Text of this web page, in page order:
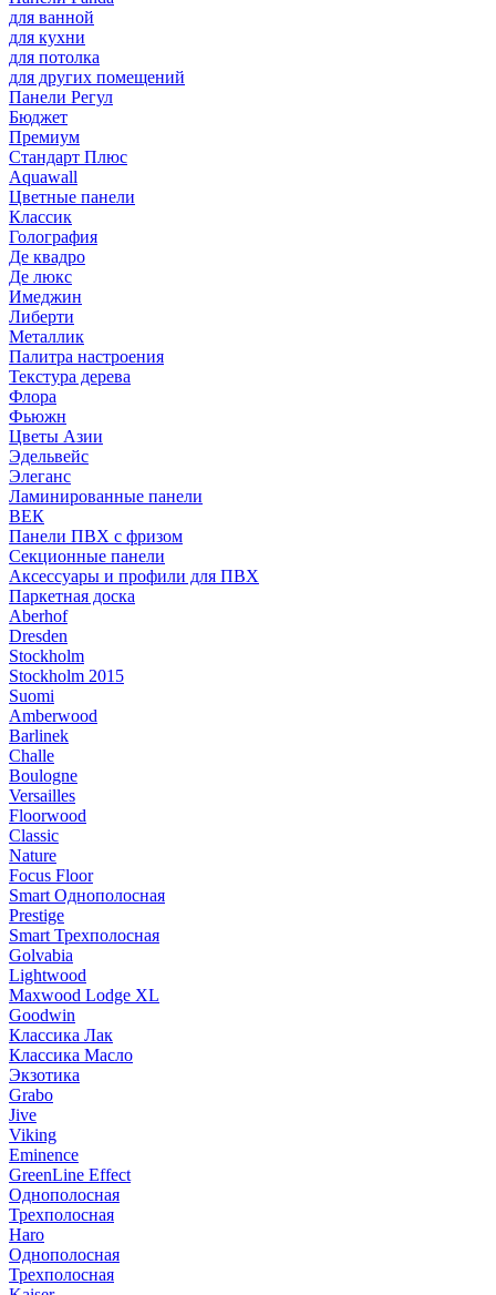
для ванной
для кухни
для потолка
для других помещений
Панели Регул
Бюджет
Премиум
Стандарт Плюс
Aquawall
Цветные панели
Классик
Голография
Де квадро
Де люкс
Имеджин
Либерти
Металлик
Палитра настроения
Текстура дерева
Флора
Фьюжн
Цветы Азии
Эдельвейс
Элеганс
Ламинированные панели
ВЕК
Панели ПВХ с фризом
Секционные панели
Аксессуары и профили для ПВХ
Паркетная доска
Aberhof
Dresden
Stockholm
Stockholm 2015
Suomi
Amberwood
Barlinek
Challe
Boulogne
Versailles
Floorwood
Classic
Nature
Focus Floor
Smart Однополосная
Prestige
Smart Трехполосная
Golvabia
Lightwood
Maxwood Lodge XL
Goodwin
Классика Лак
Классика Масло
Экзотика
Grabo
Jive
Viking
Eminence
GreenLine Effect
Однополосная
Трехполосная
Haro
Однополосная
Трехполосная